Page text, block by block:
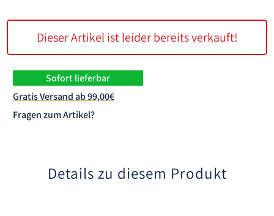
Dieser Artikel ist leider bereits verkauft!
Sofort lieferbar
Gratis Versand ab 99,00€
Fragen zum Artikel?
Details zu diesem Produkt